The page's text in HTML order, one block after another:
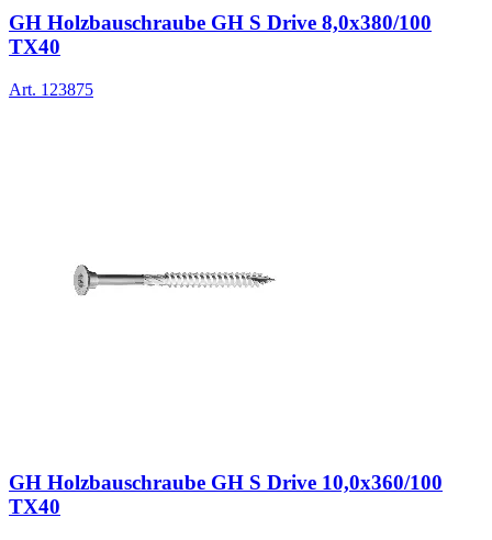
GH Holzbauschraube GH S Drive 8,0x380/100
TX40
Art. 123875
GH Holzbauschraube GH S Drive 10,0x360/100
TX40